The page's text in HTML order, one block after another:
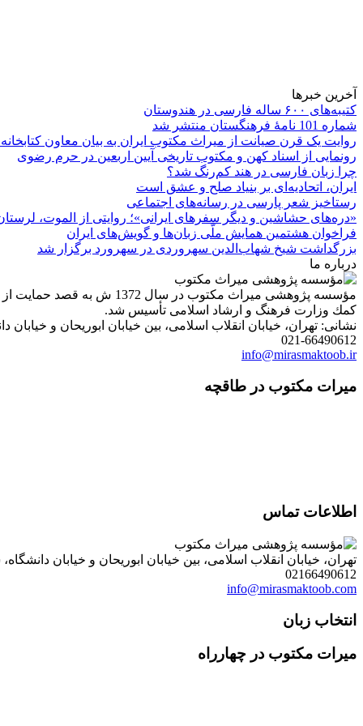
آخرین خبرها
کتیبه‌های ۶۰۰ ساله فارسی در هندوستان
شماره 101 نامۀ فرهنگستان منتشر شد
روایت یک قرن صیانت از میراث مکتوب ایران به بیان معاون
رونمایی از اسناد کهن و مکتوب تاریخی آیین اربعین در حرم رضوی
چرا زبان فارسی در هند کم‌رنگ شد؟
ایران، اتحادیه‌ای بر بنیاد صلح و عشق است
رستاخیز شعر پارسی در رسانه‌های اجتماعی
«دره‌های حشاشین و دیگر سفرهای ایرانی»؛ روایتی از الموت، لرستان
فراخوان هشتمین همایش ملّی زبان‌ها و گویش‌های ایران
بزرگداشت شیخ شهاب‌الدین سهروردی در سهرورد برگزار شد
درباره ما
مؤسسه پژوهشی میراث
كمك وزارت فرهنگ و ارشاد اسلامی تأسیس شد.
نشانی: تهران، خیابان انقلاب اسلامی، بین خیابان ابوریحان و خیابان دانشگاه، شمارۀ 1182
021-66490612
info@mirasmaktoob.ir
میرات مکتوب در طاقچه
اطلاعات تماس
تهران، خیابان انقلاب اسلامی، بین خیابان ابوریحان و خیابان دانشگاه، شمارۀ 1182 (ساختمان فروردین)، طبقۀ دوم، واحد 8 ، روابط عمومی مؤسسه پژوهی میراث مکتوب؛
02166490612
info@mirasmaktoob.com
انتخاب زبان
میرات مکتوب در چهارراه